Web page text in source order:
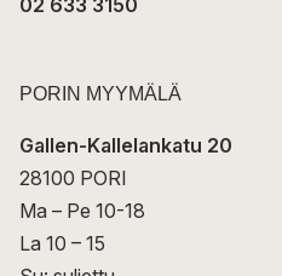
02 633 3150
PORIN MYYMÄLÄ
Gallen-Kallelankatu 20
28100 PORI
Ma – Pe 10-18
La 10 – 15